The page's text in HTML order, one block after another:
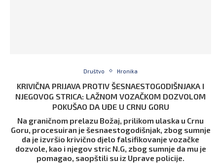
Društvo Hronika
KRIVIČNA PRIJAVA PROTIV ŠESNAESTOGODIŠNJAKA I
NJEGOVOG STRICA: LAŽNOM VOZAČKOM DOZVOLOM
POKUŠAO DA UĐE U CRNU GORU
Na graničnom prelazu Božaj, prilikom ulaska u Crnu
Goru, procesuiran je šesnaestogodišnjak, zbog sumnje
da je izvršio krivično djelo falsifikovanje vozačke
dozvole, kao i njegov stric N.G, zbog sumnje da mu je
pomagao, saopštili su iz Uprave policije.